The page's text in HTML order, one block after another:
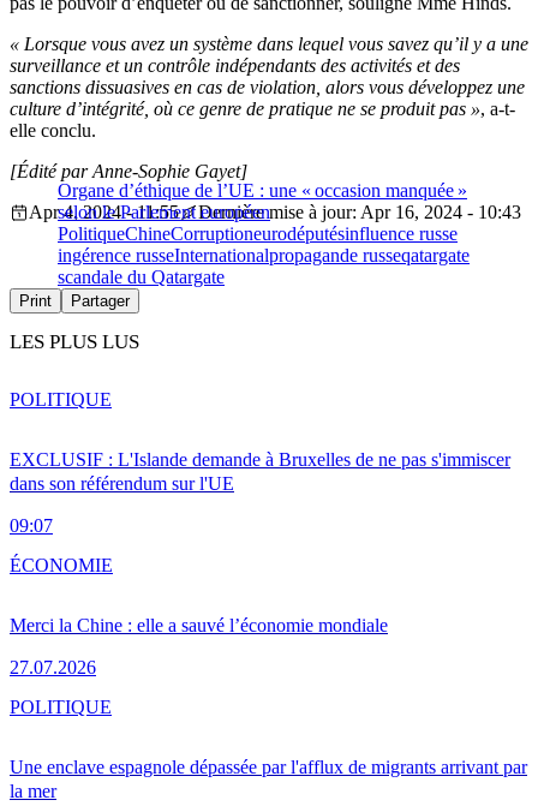
« Lorsque vous avez un système dans lequel vous savez qu’il y a une
surveillance et un contrôle indépendants des activités et des
sanctions dissuasives en cas de violation, alors vous développez une
culture d’intégrité, où ce genre de pratique ne se produit pas », a-t-
elle conclu.
Organe d’éthique de l’UE : une « occasion manquée »
selon le Parlement européen
[Édité par Anne-Sophie Gayet]
Apr 4, 2024 - 11:55
Dernière mise à jour: Apr 16, 2024 - 10:43
PolitiqueChineCorruptioneurodéputésinfluence russe
ingérence russeInternationalpropagande russeqatargate
scandale du Qatargate
Print Partager
LES PLUS LUS
EXCLUSIF : L'Islande demande à Bruxelles de ne pas s'immiscer
dans son référendum sur l'UE
09:07
POLITIQUE
Merci la Chine : elle a sauvé l’économie mondiale
27.07.2026
ÉCONOMIE
Une enclave espagnole dépassée par l'afflux de migrants arrivant par
la mer
POLITIQUE